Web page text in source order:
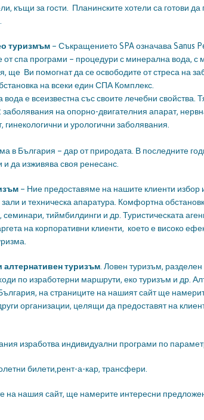
къщи за гости. Планинските хотели са готови
туризмъм – Съкращението SPA означава Sanus
от спа програми – процедури с минерална вода,
ще Ви помогнат да се освободите от стреса на
на всеки един СПА Комплекс.
е всеизвестна със своите лечебни свойства.
заболявания на опорно-двигателния апарат,
гинекологични и урологични заболявания.
в България – дар от природата. В последните
и да изживява своя ренесанс.
– Ние предоставяме на нашите клиенти избор
и техническа апаратура. Комфортна
тиймбилдинги и др. Туристическата
на корпоративни клиенти, което е високо
алтернативен туризъм . Ловен туризъм,
по изработерни маршрути, еко туризъм и др.
на страниците на нашият сайт ще
организации, целящи да предоставят на
изработва индивидуални програми по
билети,рент-а-кар, трансфери.
на нашия сайт, ще намерите интересни